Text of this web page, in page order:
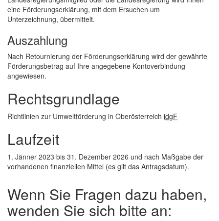
eine Förderungserklärung, mit dem Ersuchen um
Unterzeichnung, übermittelt.
Auszahlung
Nach Retournierung der Förderungserklärung wird der gewährte
Förderungsbetrag auf Ihre angegebene Kontoverbindung
angewiesen.
Rechtsgrundlage
Richtlinien zur Umweltförderung in Oberösterreich idgF
Laufzeit
1. Jänner 2023 bis 31. Dezember 2026 und nach Maßgabe der
vorhandenen finanziellen Mittel (es gilt das Antragsdatum).
Wenn Sie Fragen dazu haben,
wenden Sie sich bitte an: